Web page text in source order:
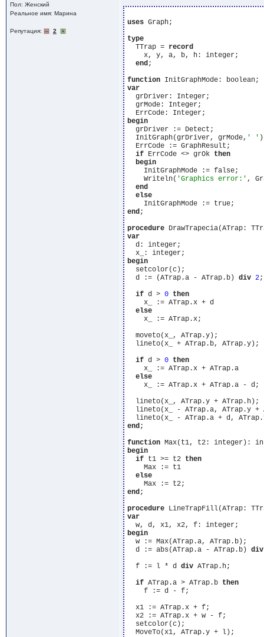
Пол: Женский
Реальное имя: Марина
Репутация: 2
uses Graph;
type
  TTrap =
record
    x, y, a, b, h: integer;
end;
function
var
  grDriver: Integer;
  grMode: Integer;
begin
  grDriver := Detect;
  InitGraph(grDriver, grMode,
' '
  ErrCode := GraphResult;
if ErrCode <> grOk then
begin
    InitGraphMode := false;
    Writeln(
'Graphics error:' ,
end
else
end;
procedure
var
  d: integer;
begin
  setcolor(c);
  d := (ATrap.a - ATrap.b)
div 2;
if d > 0 then
    x_ := ATrap.x + d
else
    x_ := ATrap.x;
  moveto(x_, ATrap.y);
  lineto(x_ + ATrap.b, ATrap.y);
if d > 0 then
    x_ := ATrap.x + ATrap.a
else
    x_ := ATrap.x + ATrap.a - d;
  lineto(x_, ATrap.y + ATrap.h);
lineto(x_ - ATrap.a, ATrap.y +
end;
function
begin
if t1 >= t2 then
    Max := t1
else
end;
procedure
var
begin
  w := Max(ATrap.a, ATrap.b);
  d := abs(ATrap.a - ATrap.b)
div
  f := l * d
div ATrap.h;
if ATrap.a > ATrap.b then
    f := d - f;
  x1 := ATrap.x + f;
  x2 := ATrap.x + w - f;
  setcolor(c);
  MoveTo(x1, ATrap.y + l);